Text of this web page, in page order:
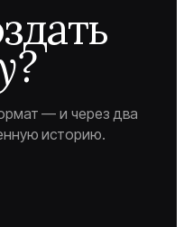
— и через два
историю.